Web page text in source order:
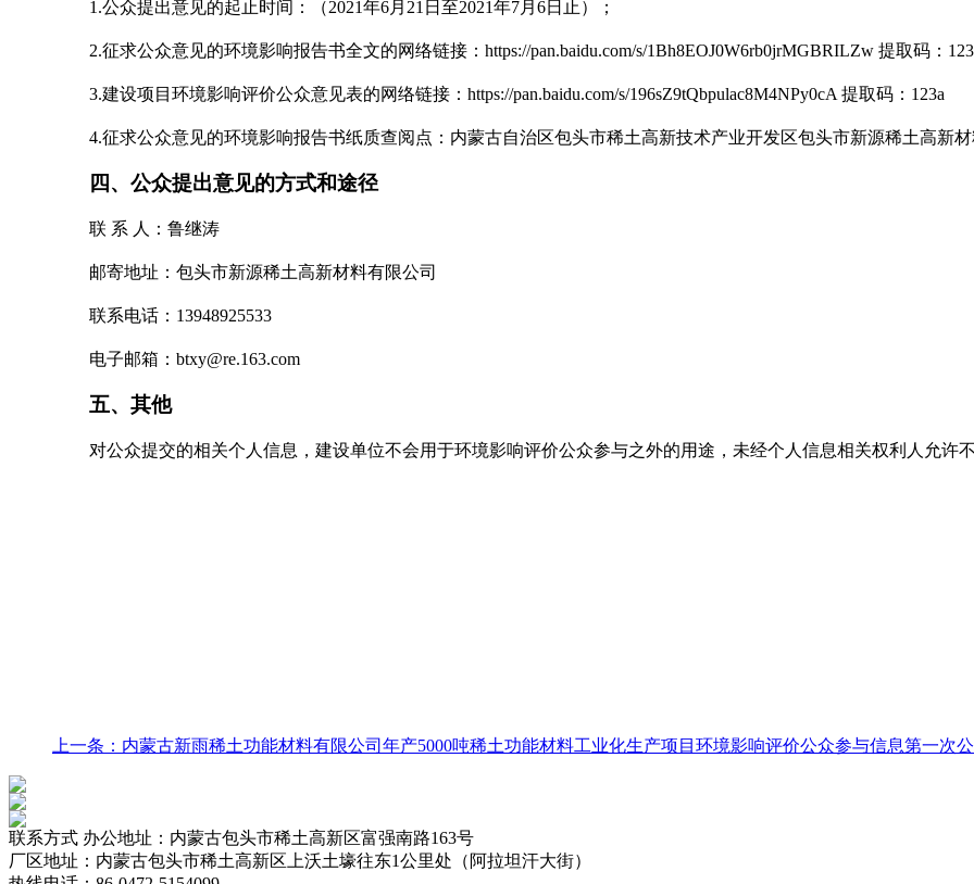
1.公众提出意见的起止时间 ： （2021年6月 21 日 至2021年7月 6日 止） ；
2.征求公众意见的环境影响报告书全文的网络链接： https://pan.baidu.com/s/1Bh8EOJ0W6rb0jrMGBRILZw 提取码：
3.建设项目环境影响评价公众意见表的网络链接 ： https://pan.baidu.com/s/196sZ9tQbpulac8M4NPy0cA 提取码： 123a
4.征求公众意见的环境影响报告书纸质查阅点：内蒙古自治区包头市稀土高新技术产业开发区包头市新源稀土高新材
四、公众提出意见的方式和途径
联 系 人： 鲁继涛
邮寄地址： 包头市新源稀土高新材料有限公司
联系电话： 13948925533
电子邮箱： btxy@re.163.com
五、其他
对公众提交的相关个人信息，建设单位不会用于环境影响评价公众参与之外的用途，未经个人信息相关权利人允许
上一条：内蒙古新雨稀土功能材料有限公司年产5000吨稀土功能材料工业化生产项目环境影响评价公众参与信息第一次
联系方式 办公地址：内蒙古包头市稀土高新区富强南路163号
厂区地址：内蒙古包头市稀土高新区上沃土壕往东1公里处（阿拉坦汗大街）